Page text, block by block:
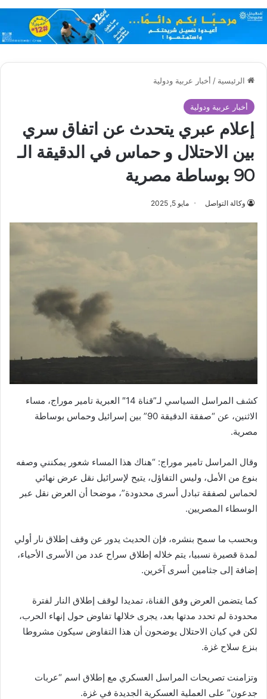
الرئيسية / أخبار عربية ودولية
أخبار عربية ودولية
إعلام عبري يتحدث عن اتفاق سري
بين الاحتلال و حماس في الدقيقة الـ
90 بوساطة مصرية
وكالة التواصل مايو 5, 2025
كشف المراسل السياسي لـ”قناة 14″ العبرية تامير موراج، مساء
الاثنين، عن “صفقة الدقيقة 90” بين إسرائيل وحماس بوساطة
مصرية.
وقال المراسل تامير موراج: “هناك هذا المساء شعور يمكنني وصفه
بنوع من الأمل، وليس التفاؤل، يتيح لإسرائيل نقل عرض نهائي
لحماس لصفقة تبادل أسرى محدودة”، موضحا أن العرض نقل عبر
الوسطاء المصريين.
وبحسب ما سمح بنشره، فإن الحديث يدور عن وقف إطلاق نار أولي
لمدة قصيرة نسبيا، يتم خلاله إطلاق سراح عدد من الأسرى الأحياء،
إضافة إلى جثامين أسرى آخرين.
كما يتضمن العرض وفق القناة، تمديدا لوقف إطلاق النار لفترة
محدودة لم تحدد مدتها بعد، يجرى خلالها تفاوض حول إنهاء الحرب،
لكن في كيان الاحتلال يوضحون أن هذا التفاوض سيكون مشروطا
بنزع سلاح غزة.
وتزامنت تصريحات المراسل العسكري مع إطلاق اسم “عربات
جدعون” على العملية العسكرية الجديدة في غزة.